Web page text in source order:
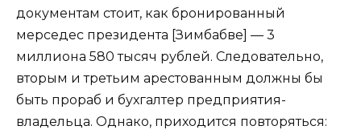
документам стоит, как бронированный
мерседес президента [Зимбабве] — 3
миллиона 580 тысяч рублей. Следовательно,
вторым и третьим арестованным должны бы
быть прораб и бухгалтер предприятия-
владельца. Однако, приходится повторяться: